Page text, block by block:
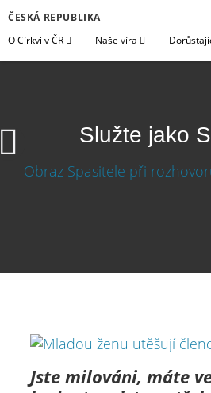
ČESKÁ REPUBLIKA
O Církvi v ČR
Naše víra
Služte jako
Jste milováni, máte